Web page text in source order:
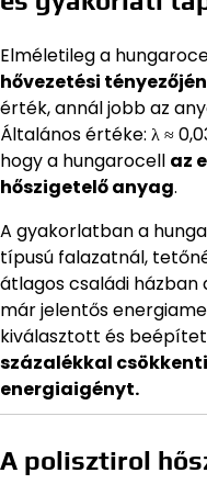
Elméletileg a
hővezetési
érték, annál jobb az
Általános értéke: λ ≈
hogy a hungarocell az
hőszigetelő anyag.
A gyakorlatban a
típusú falazatnál,
átlagos családi
már jelentős
kiválasztott és
százalékkal
energiaigényt.
A polisztirol